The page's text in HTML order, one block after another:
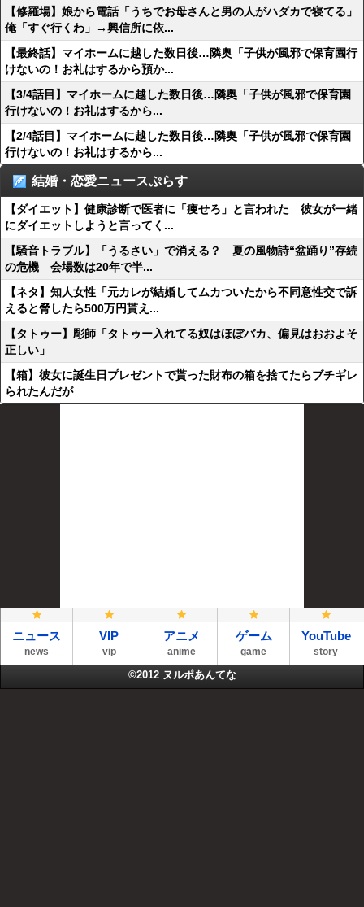
【修羅場】娘から電話「うちでお母さんと男の人がハダカで寝てる」
俺「すぐ行くわ」→興信所に依...
【最終話】マイホームに越した数日後…隣奥「子供が風邪で保育園行
けないの！お礼はするから預か...
【3/4話目】マイホームに越した数日後…隣奥「子供が風邪で保育園
行けないの！お礼はするから...
【2/4話目】マイホームに越した数日後…隣奥「子供が風邪で保育園
行けないの！お礼はするから...
結婚・恋愛ニュースぷらす
【ダイエット】健康診断で医者に「痩せろ」と言われた 彼女が一緒
にダイエットしようと言ってく...
【騒音トラブル】「うるさい」で消える？ 夏の風物詩“盆踊り”存続
の危機 会場数は20年で半...
【ネタ】知人女性「元カレが結婚してムカついたから不同意性交で訴
えると脅したら500万円貰え...
【タトゥー】彫師「タトゥー入れてる奴はほぼバカ、偏見はおおよそ
正しい」
【箱】彼女に誕生日プレゼントで貰った財布の箱を捨てたらブチギレ
られたんだが
ニュース
news
VIP
vip
アニメ
anime
ゲーム
game
YouTube
story
©2012 ヌルポあんてな